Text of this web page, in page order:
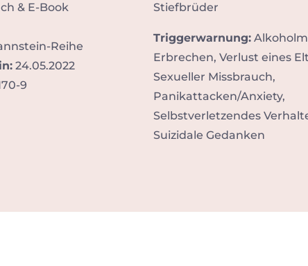
& E-Book
Reihe
24.05.2022
9
Stiefbrüder
Triggerwarnung:
Erbrechen, Verlust eines
Sexueller Missbrauch,
Panikattacken/Anxiety,
Selbstverletzendes
Suizidale Gedanken